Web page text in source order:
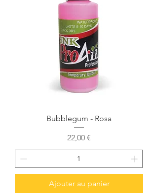
Bubblegum - Rosa
Prix
22,00 €
Ajouter au panier